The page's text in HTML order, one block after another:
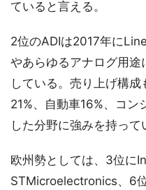
ていると言える。
2位のADIは2017年に
やあらゆるアナログ用途
している。売り上げ構
21%、自動車16%、コン
した分野に強みを持って
欧州勢としては、3位に
STMicroelectronics、6